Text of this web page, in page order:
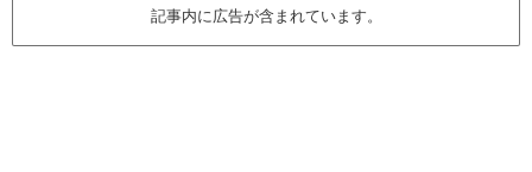
記事内に広告が含まれています。